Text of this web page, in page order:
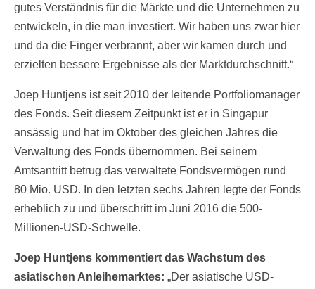
gutes Verständnis für die Märkte und die Unternehmen zu
entwickeln, in die man investiert. Wir haben uns zwar hier
und da die Finger verbrannt, aber wir kamen durch und
erzielten bessere Ergebnisse als der Marktdurchschnitt.“
Joep Huntjens ist seit 2010 der leitende Portfoliomanager
des Fonds. Seit diesem Zeitpunkt ist er in Singapur
ansässig und hat im Oktober des gleichen Jahres die
Verwaltung des Fonds übernommen. Bei seinem
Amtsantritt betrug das verwaltete Fondsvermögen rund
80 Mio. USD. In den letzten sechs Jahren legte der Fonds
erheblich zu und überschritt im Juni 2016 die 500-
Millionen-USD-Schwelle.
Joep Huntjens kommentiert das Wachstum des
asiatischen Anleihemarktes: „Der asiatische USD-